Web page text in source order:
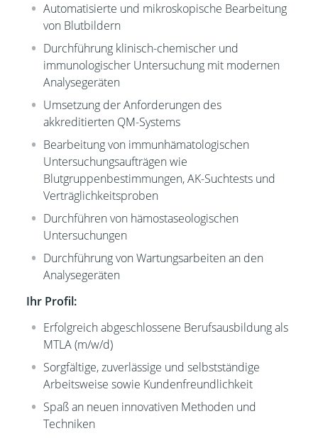
Automatisierte und mikroskopische Bearbeitung
von Blutbildern
Durchführung klinisch-chemischer und
immunologischer Untersuchung mit modernen
Analysegeräten
Umsetzung der Anforderungen des
akkreditierten QM-Systems
Bearbeitung von immunhämatologischen
Untersuchungsaufträgen wie
Blutgruppenbestimmungen, AK-Suchtests und
Verträglichkeitsproben
Durchführen von hämostaseologischen
Untersuchungen
Durchführung von Wartungsarbeiten an den
Analysegeräten
Ihr Profil:
Erfolgreich abgeschlossene Berufsausbildung als
MTLA (m/w/d)
Sorgfältige, zuverlässige und selbstständige
Arbeitsweise sowie Kundenfreundlichkeit
Spaß an neuen innovativen Methoden und
Techniken